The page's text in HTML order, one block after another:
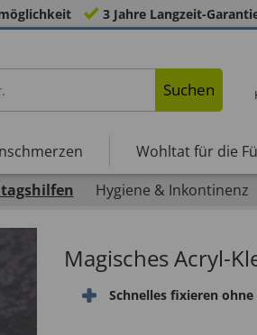
3 Jahre Langzeit-
Suchen
Wohltat für die
Hygiene & Inkontinenz
Magisches Acryl-
Schnelles fixieren ohne